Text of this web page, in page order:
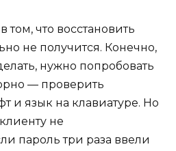
том, что восстановить
не получится. Конечно,
нужно попробовать
— проверить
и язык на клавиатуре. Но
не
пароль три раза ввели